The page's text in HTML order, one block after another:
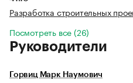
Разработка строительных
Посмотреть все (26)
Руководители
Горвиц Марк Наумович